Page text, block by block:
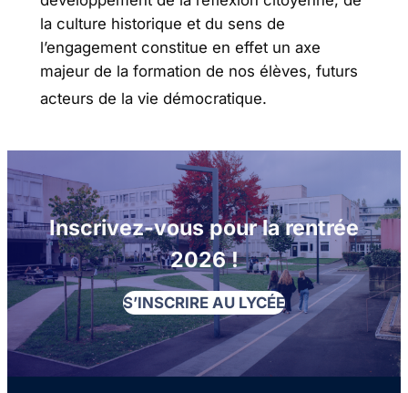
la culture historique et du sens de
l’engagement constitue en effet un axe
majeur de la formation de nos élèves, futurs
acteurs de la vie démocratique.
Inscrivez-vous pour la rentrée
2026 !
S’INSCRIRE AU LYCÉE